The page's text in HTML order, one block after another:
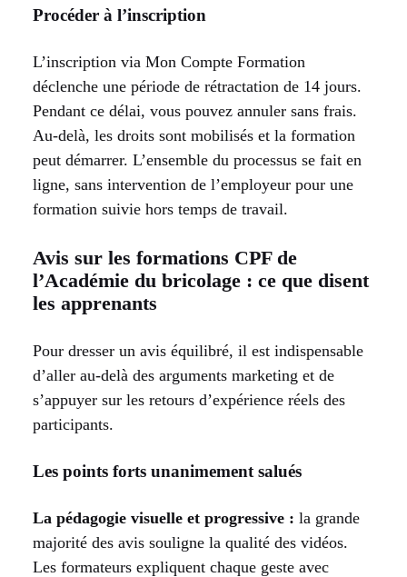
Procéder à l’inscription
L’inscription via Mon Compte Formation
déclenche une période de rétractation de 14 jours.
Pendant ce délai, vous pouvez annuler sans frais.
Au-delà, les droits sont mobilisés et la formation
peut démarrer. L’ensemble du processus se fait en
ligne, sans intervention de l’employeur pour une
formation suivie hors temps de travail.
Avis sur les formations CPF de
l’Académie du bricolage : ce que disent
les apprenants
Pour dresser un avis équilibré, il est indispensable
d’aller au-delà des arguments marketing et de
s’appuyer sur les retours d’expérience réels des
participants.
Les points forts unanimement salués
La pédagogie visuelle et progressive : la grande
majorité des avis souligne la qualité des vidéos.
Les formateurs expliquent chaque geste avec